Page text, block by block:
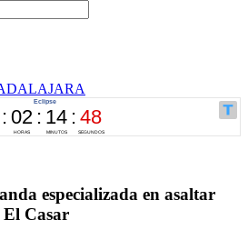
especializada en asaltar
El Casar